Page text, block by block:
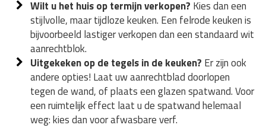
Wilt u het huis op termijn verkopen? Kies dan een
stijlvolle, maar tijdloze keuken. Een felrode keuken is
bijvoorbeeld lastiger verkopen dan een standaard wit
aanrechtblok.
Uitgekeken op de tegels in de keuken? Er zijn ook
andere opties! Laat uw aanrechtblad doorlopen
tegen de wand, of plaats een glazen spatwand. Voor
een ruimtelijk effect laat u de spatwand helemaal
weg: kies dan voor afwasbare verf.